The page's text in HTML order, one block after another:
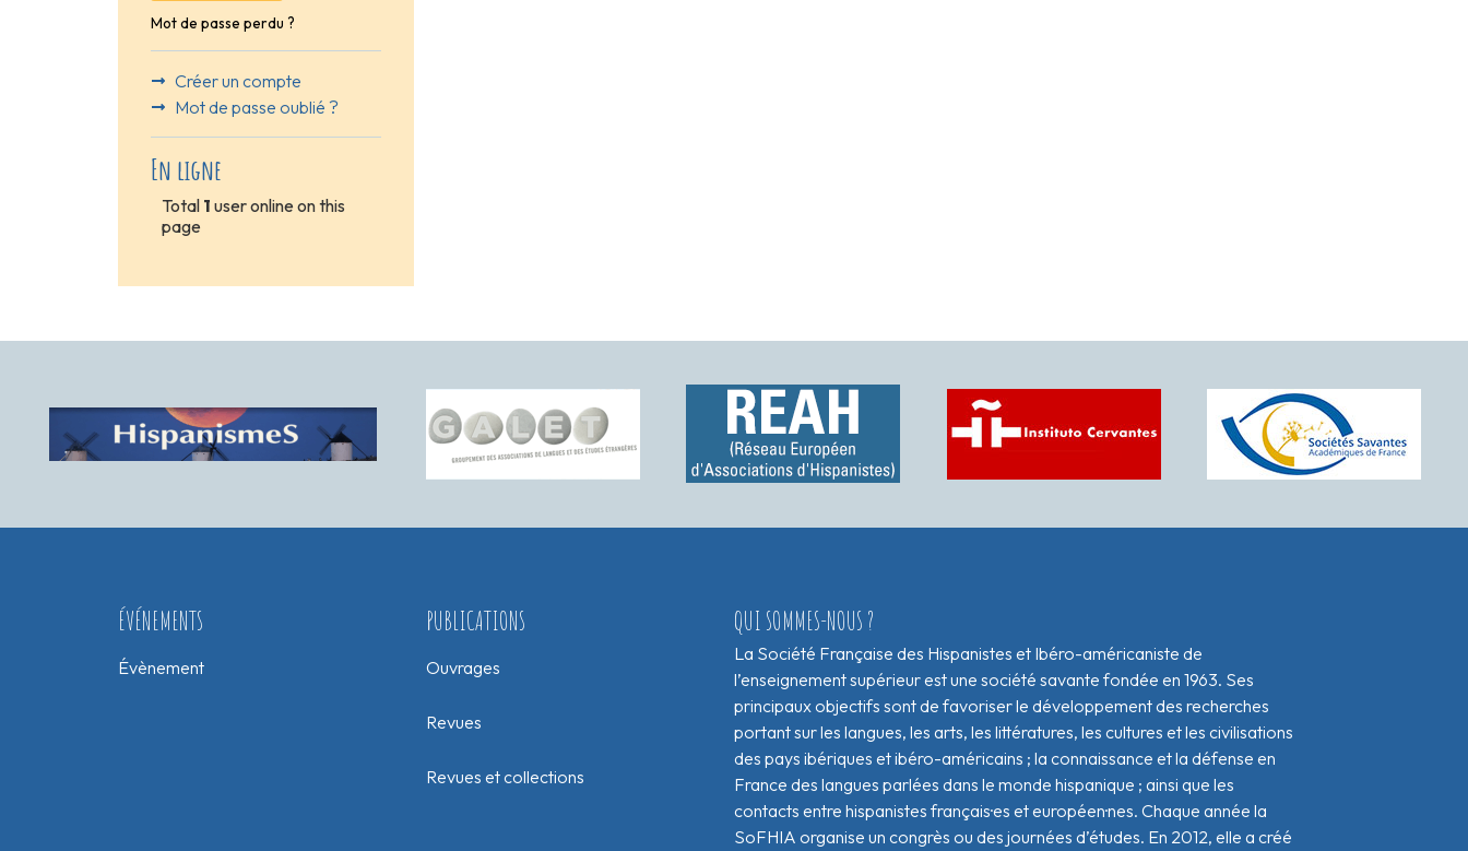
Mot de passe perdu ?
Créer un compte
Mot de passe oublié ?
En ligne
Total 1 user online on this
page
ÉVÉNEMENTS
Évènement
PUBLICATIONS
Ouvrages
Revues
Revues et collections
QUI SOMMES-NOUS ?
La Société Française des Hispanistes et Ibéro-américaniste de
l’enseignement supérieur est une société savante fondée en 1963. Ses
principaux objectifs sont de favoriser le développement des recherches
portant sur les langues, les arts, les littératures, les cultures et les civilisations
des pays ibériques et ibéro-américains ; la connaissance et la défense en
France des langues parlées dans le monde hispanique ; ainsi que les
contacts entre hispanistes français·es et européen·nes. Chaque année la
SoFHIA organise un congrès ou des journées d’études. En 2012, elle a créé